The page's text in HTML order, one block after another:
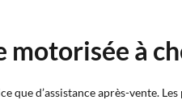
motorisée à
que d’assistance après-vente.